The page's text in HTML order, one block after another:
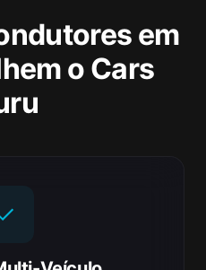
em
o Cars